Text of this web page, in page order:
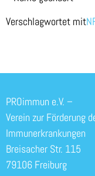
Verschlagwortet mit
PROimmun e.V. –
Verein zur Förderung
Immunerkrankungen
Breisacher Str. 115
79106 Freiburg